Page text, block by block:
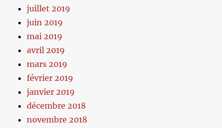
juillet 2019
juin 2019
mai 2019
avril 2019
mars 2019
février 2019
janvier 2019
décembre 2018
novembre 2018